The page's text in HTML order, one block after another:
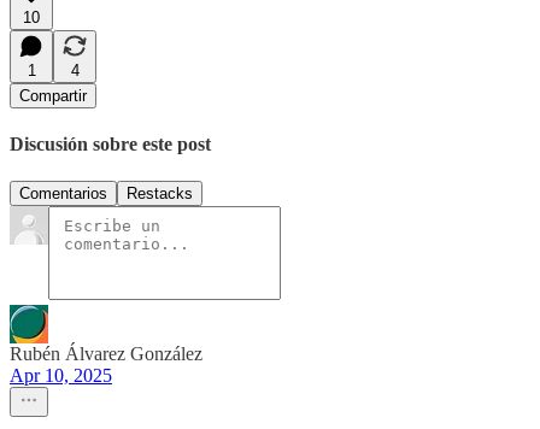
10
1
4
Compartir
Discusión sobre este post
Comentarios Restacks
Rubén Álvarez González
Apr 10, 2025